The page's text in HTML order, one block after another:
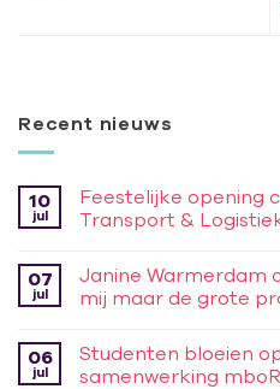
Recent nieuws
10
jul
Feestelijke opening
Transport &
07
jul
Janine Warmerdam
mij maar de grote
06
jul
Studenten bloeien
samenwerking